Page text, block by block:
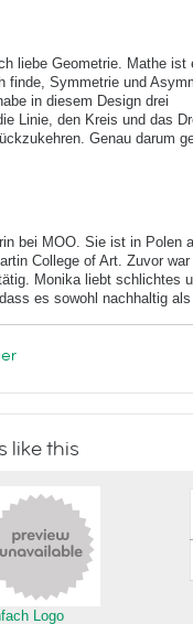
liebe Geometrie. Mathe ist
finde, Symmetrie und
in diesem Design drei
Linie, den Kreis und das
Genau darum
bei MOO. Sie ist in Polen
College of Art. Zuvor
Monika liebt schlichtes
es sowohl nachhaltig
like this
Logo